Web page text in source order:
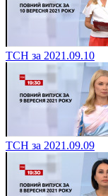
ТСН за 2021.09.10
ТСН за 2021.09.09